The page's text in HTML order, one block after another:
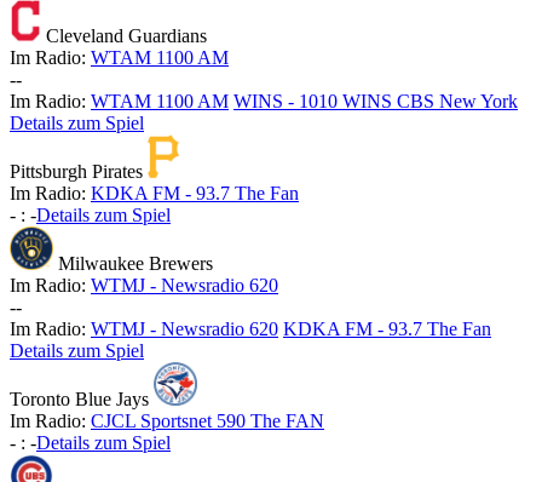
Cleveland Guardians
Im Radio: WTAM 1100 AM
--
Im Radio: WTAM 1100 AM WINS - 1010 WINS CBS New York
Details zum Spiel
Pittsburgh Pirates
Im Radio: KDKA FM - 93.7 The Fan
- : -Details zum Spiel
Milwaukee Brewers
Im Radio: WTMJ - Newsradio 620
--
Im Radio: WTMJ - Newsradio 620 KDKA FM - 93.7 The Fan
Details zum Spiel
Toronto Blue Jays
Im Radio: CJCL Sportsnet 590 The FAN
- : -Details zum Spiel